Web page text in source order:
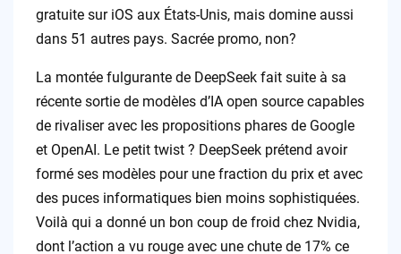
gratuite sur iOS aux États-Unis, mais domine aussi
dans 51 autres pays. Sacrée promo, non?
La montée fulgurante de DeepSeek fait suite à sa
récente sortie de modèles d’IA open source capables
de rivaliser avec les propositions phares de Google
et OpenAI. Le petit twist ? DeepSeek prétend avoir
formé ses modèles pour une fraction du prix et avec
des puces informatiques bien moins sophistiquées.
Voilà qui a donné un bon coup de froid chez Nvidia,
dont l’action a vu rouge avec une chute de 17% ce